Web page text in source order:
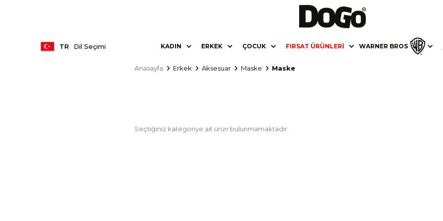
TR Dil Seçimi KADIN ERKEK ÇOCUK FIRSAT ÜRÜNLERI WARNER BROS
Anasayfa Erkek Aksesuar Maske Maske
Seçtiğiniz kategoriye ait ürün bulunmamaktadır.